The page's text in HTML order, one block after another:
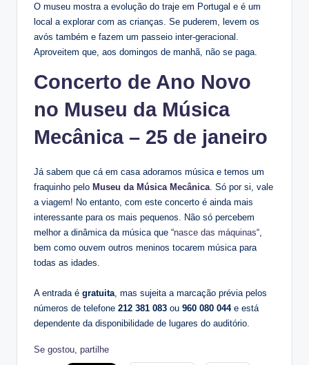
O museu mostra a evolução do traje em Portugal e é um
local a explorar com as crianças. Se puderem, levem os
avós também e fazem um passeio inter-geracional.
Aproveitem que, aos domingos de manhã, não se paga.
Concerto de Ano Novo
no Museu da Música
Mecânica – 25 de janeiro
Já sabem que cá em casa adoramos música e temos um
fraquinho pelo Museu da Música Mecânica . Só por si, vale
a viagem! No entanto, com este concerto é ainda mais
interessante para os mais pequenos. Não só percebem
melhor a dinâmica da música que “nasce das máquinas“,
bem como ouvem outros meninos tocarem música para
todas as idades.
A entrada é gratuita , mas sujeita a marcação prévia pelos
números de telefone 212 381 083 ou 960 080 044e está
dependente da disponibilidade de lugares do auditório.
Se gostou, partilhe